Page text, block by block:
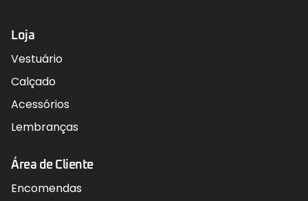
Loja
Vestuário
Calçado
Acessórios
Lembranças
Área de Cliente
Encomendas